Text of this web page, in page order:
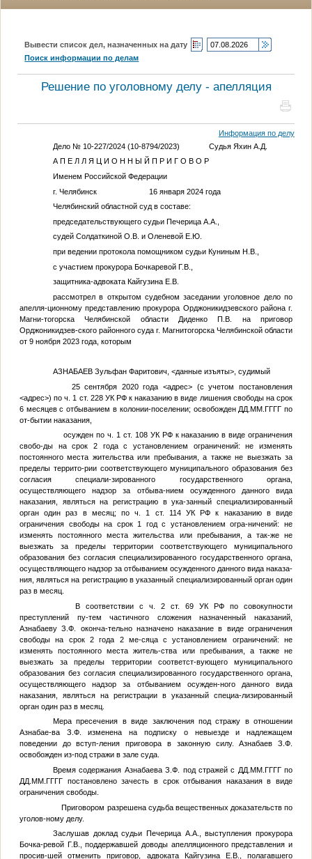
Вывести список дел, назначенных на дату
Поиск информации по делам
Решение по уголовному делу - апелляция
Информация по делу
Дело № 10-227/2024 (10-8794/2023) Судья Яхин А.Д.
А П Е Л Л Я Ц И О Н Н Ы Й П Р И Г О В О Р
Именем Российской Федерации
г. Челябинск 16 января 2024 года
Челябинский областной суд в составе:
председательствующего судьи Печерица А.А.,
судей Солдаткиной О.В. и Оленевой Е.Ю.
при ведении протокола помощником судьи Куниным Н.В.,
с участием прокурора Бочкаревой Г.В.,
защитника-адвоката Кайгузина Е.В.
рассмотрел в открытом судебном заседании уголовное дело по
апелля-ционному представлению прокурора Орджоникидзевского района г.
Магни-тогорска Челябинской области Диденко П.В. на приговор
Орджоникидзев-ского районного суда г. Магнитогорска Челябинской области
от 9 ноября 2023 года, которым
АЗНАБАЕВ Зульфан Фаритович, <данные изъяты>, судимый
25 сентября 2020 года<адрес> (с учетом постановления
<адрес>) по ч. 1 ст. 228 УК РФ к наказанию в виде лишения свободы на срок
6 месяцев с отбыванием в колонии-поселении; освобожден ДД.ММ.ГГГГ по
от-бытии наказания,
осужден по ч. 1 ст. 108 УК РФ к наказанию в виде ограничения
свобо-ды на срок 2 года с установлением ограничений: не изменять
постоянного места жительства или пребывания, а также не выезжать за
пределы террито-рии соответствующего муниципального образования без
согласия специали-зированного государственного органа,
осуществляющего надзор за отбыва-нием осужденного данного вида
наказания, являться на регистрацию в ука-занный специализированный
орган один раз в месяц; по ч. 1 ст. 114 УК РФ к наказанию в виде
ограничения свободы на срок 1 год с установлением огра-ничений: не
изменять постоянного места жительства или пребывания, а так-же не
выезжать за пределы территории соответствующего муниципального
образования без согласия специализированного государственного органа,
осуществляющего надзор за отбыванием осужденного данного вида наказа-
ния, являться на регистрацию в указанный специализированный орган один
раз в месяц.
В соответствии с ч. 2 ст. 69 УК РФ по совокупности
преступлений пу-тем частичного сложения назначенный наказаний,
Азнабаеву З.Ф. оконча-тельно назначено наказание в виде ограничения
свободы на срок 2 года 2 ме-сяца с установлением ограничений: не
изменять постоянного места житель-ства или пребывания, а также не
выезжать за пределы территории соответст-вующего муниципального
образования без согласия специализированного государственного органа,
осуществляющего надзор за отбыванием осужден-ного данного вида
наказания, являться на регистрации в указанный специа-лизированный
орган один раз в месяц.
Мера пресечения в виде заключения под стражу в отношении
Азнабае-ва З.Ф. изменена на подписку о невыезде и надлежащем
поведении до вступ-ления приговора в законную силу. Азнабаев З.Ф.
освобожден из-под стражи в зале суда.
Время содержания Азнабаева З.Ф. под стражей с ДД.ММ.ГГГГпо
ДД.ММ.ГГГГпостановлено зачесть в срок отбывания наказания в виде
ограничения свободы.
Приговором разрешена судьба вещественных доказательств по
уголов-ному делу.
Заслушав доклад судьи Печерица А.А., выступления прокурора
Бочка-ревой Г.В., поддержавшей доводы апелляционного представления и
просив-шей отменить приговор, адвоката Кайгузина Е.В., полагавшего